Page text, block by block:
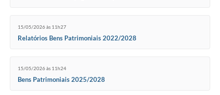
15/05/2026 às 11h27
Relatórios Bens Patrimoniais 2022/2028
15/05/2026 às 11h24
Bens Patrimoniais 2025/2028